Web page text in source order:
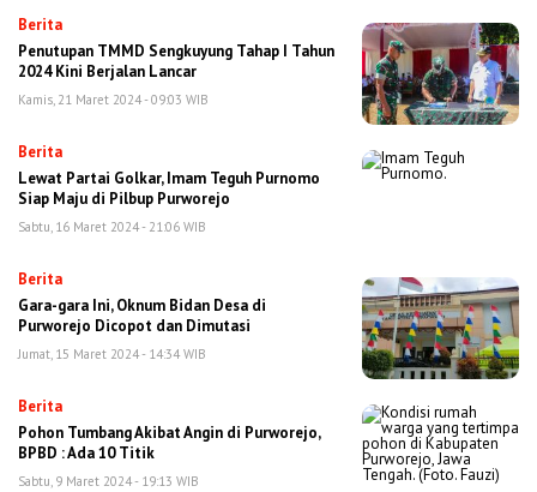
Berita
Penutupan TMMD Sengkuyung Tahap I Tahun
2024 Kini Berjalan Lancar
Kamis, 21 Maret 2024 - 09:03 WIB
Berita
Lewat Partai Golkar, Imam Teguh Purnomo
Siap Maju di Pilbup Purworejo
Sabtu, 16 Maret 2024 - 21:06 WIB
Berita
Gara-gara Ini, Oknum Bidan Desa di
Purworejo Dicopot dan Dimutasi
Jumat, 15 Maret 2024 - 14:34 WIB
Berita
Pohon Tumbang Akibat Angin di Purworejo,
BPBD : Ada 10 Titik
Sabtu, 9 Maret 2024 - 19:13 WIB